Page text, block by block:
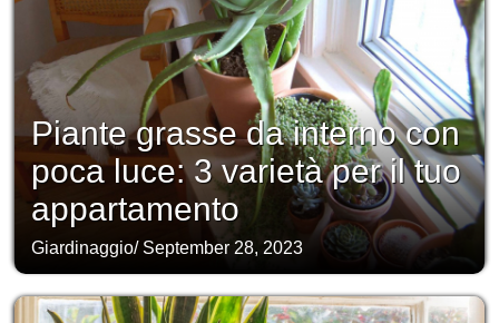
Piante grasse da interno con
poca luce: 3 varietà per il tuo
appartamento
Giardinaggio/ September 28, 2023